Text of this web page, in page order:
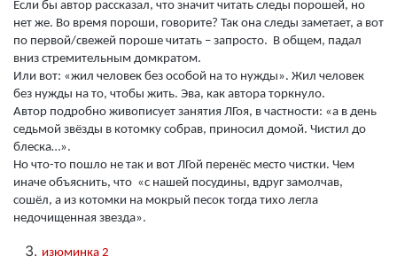
Если бы автор рассказал, что значит читать следы порошей, но
нет же. Во время пороши, говорите? Так она следы заметает, а вот
по первой/свежей пороше читать – запросто. В общем, падал
вниз стремительным домкратом.
Или вот: «жил человек без особой на то нужды». Жил человек
без нужды на то, чтобы жить. Эва, как автора торкнуло.
Автор подробно живописует занятия ЛГоя, в частности: «а в день
седьмой звёзды в котомку собрав, приносил домой. Чистил до
блеска…».
Но что-то пошло не так и вот ЛГой перенёс место чистки. Чем
иначе объяснить, что «с нашей посудины, вдруг замолчав,
сошёл, а из котомки на мокрый песок тогда тихо легла
недочищенная звезда».
изюминка 2